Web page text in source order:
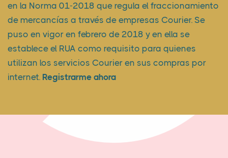
en la Norma 01-2018 que regula el fraccionamiento
de mercancías a través de empresas Courier. Se
puso en vigor en febrero de 2018 y en ella se
establece el RUA como requisito para quienes
utilizan los servicios Courier en sus compras por
internet. Registrarme ahora